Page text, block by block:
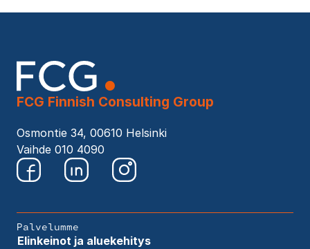
FCG Finnish Consulting Group
Osmontie 34, 00610 Helsinki
Vaihde 010 4090
Palvelumme
Elinkeinot ja aluekehitys